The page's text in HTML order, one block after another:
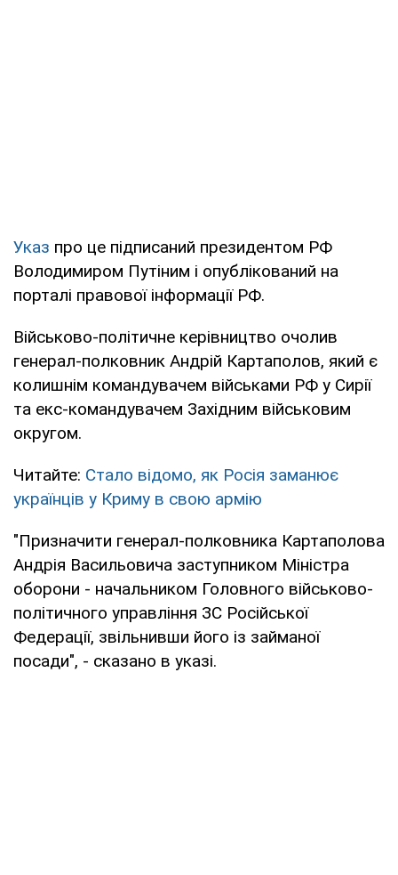
Указ про це підписаний президентом РФ
Володимиром Путіним і опублікований на
порталі правової інформації РФ.
Військово-політичне керівництво очолив
генерал-полковник Андрій Картаполов, який є
колишнім командувачем військами РФ у Сирії
та екс-командувачем Західним військовим
округом.
Читайте: Стало відомо, як Росія заманює
українців у Криму в свою армію
"Призначити генерал-полковника Картаполова
Андрія Васильовича заступником Міністра
оборони - начальником Головного військово-
політичного управління ЗС Російської
Федерації, звільнивши його із займаної
посади", - сказано в указі.